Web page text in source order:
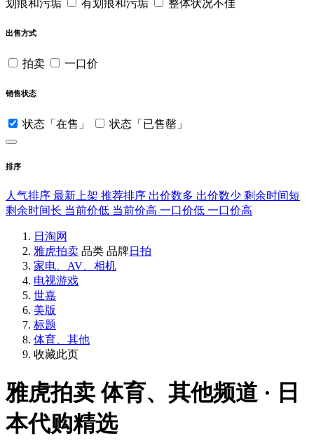
划痕和污垢 有划痕和污垢 整体状况不佳
出售方式
拍卖 一口价
销售状态
状态「在售」 状态「已售罄」
排序
人气排序 最新上架 推荐排序 出价数多 出价数少 剩余时间短
剩余时间长 当前价低 当前价高 一口价低 一口价高
日淘网
雅虎拍卖 品类 品牌日拍
家电、AV、相机
电视游戏
世嘉
美版
标题
体育、其他
收藏此页
雅虎拍卖体育、其他频道 · 日
本代购精选